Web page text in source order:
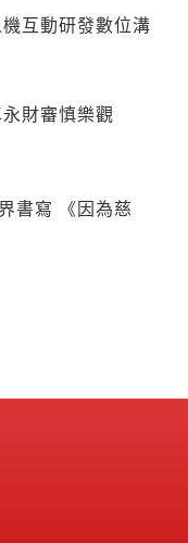
互動研發數位溝
財審慎樂觀
書寫 《因為慈